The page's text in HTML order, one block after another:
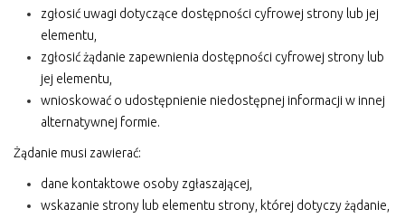
zgłosić uwagi dotyczące dostępności cyfrowej strony lub jej
elementu,
zgłosić żądanie zapewnienia dostępności cyfrowej strony lub
jej elementu,
wnioskować o udostępnienie niedostępnej informacji w innej
alternatywnej formie.
Żądanie musi zawierać:
dane kontaktowe osoby zgłaszającej,
wskazanie strony lub elementu strony, której dotyczy żądanie,